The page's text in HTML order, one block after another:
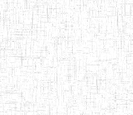
05/11/1998 ENIET
05/08/2010 ENIET